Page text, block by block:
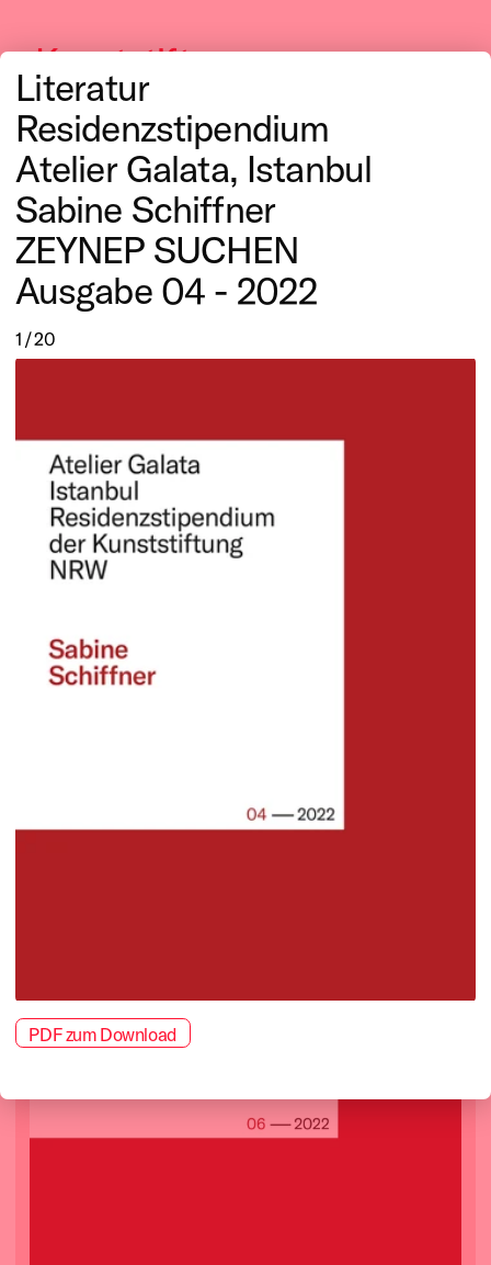
Kunststiftung
NRW
Literatur
Residenzstipendium
Atelier Galata, Istanbul
Sabine Schiffner
ZEYNEP SUCHEN
Ausgabe 04 - 2022
1 / 20
PDF zum Download
Publikationen
Residenzhefte
Istanbul
2025
2024